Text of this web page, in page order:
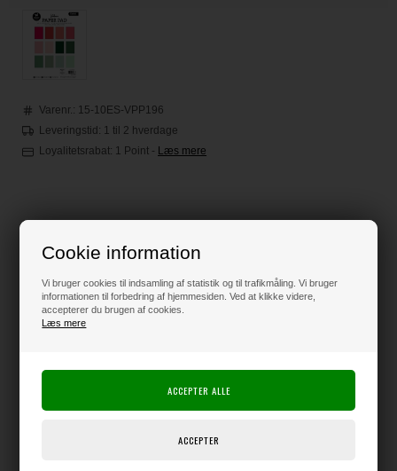
Cookie information
Vi bruger cookies til indsamling af statistik og til trafikmåling. Vi bruger
informationen til forbedring af hjemmesiden. Ved at klikke videre,
accepterer du brugen af cookies.
Læs mere
Varenr.: 15-10ES-VPP196
Leveringstid: 1 til 2 hverdage
Loyalitetsrabat: 1 Point - Læs mere
48,00DKK